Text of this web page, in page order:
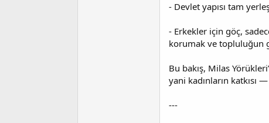
- Devlet yapısı tam
- Erkekler için göç,
korumak ve topluluğun
Bu bakış, Milas
yani kadınların katkısı
---